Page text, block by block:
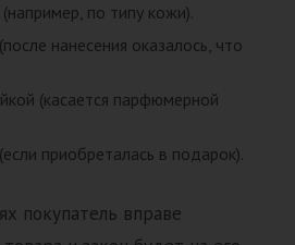
по типу кожи).
нанесения оказалось, что
(касается парфюмерной
приобреталась в подарок).
покупатель вправе